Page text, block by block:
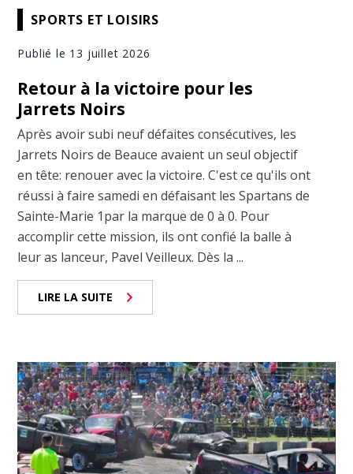
SPORTS ET LOISIRS
Publié le 13 juillet 2026
Retour à la victoire pour les
Jarrets Noirs
Après avoir subi neuf défaites consécutives, les
Jarrets Noirs de Beauce avaient un seul objectif
en tête: renouer avec la victoire. C'est ce qu'ils ont
réussi à faire samedi en défaisant les Spartans de
Sainte-Marie 1par la marque de 0 à 0. Pour
accomplir cette mission, ils ont confié la balle à
leur as lanceur, Pavel Veilleux. Dès la ...
LIRE LA SUITE